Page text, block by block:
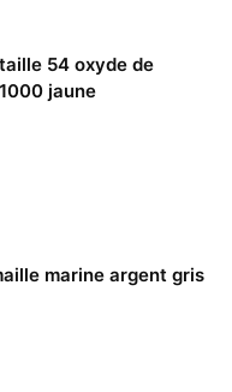
54 oxyde de
jaune
marine argent gris